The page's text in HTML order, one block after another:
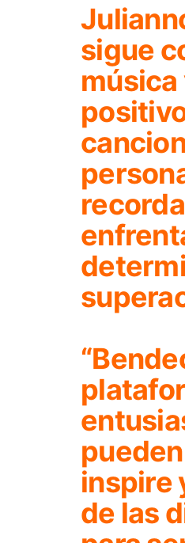
sigue
inspire
de las